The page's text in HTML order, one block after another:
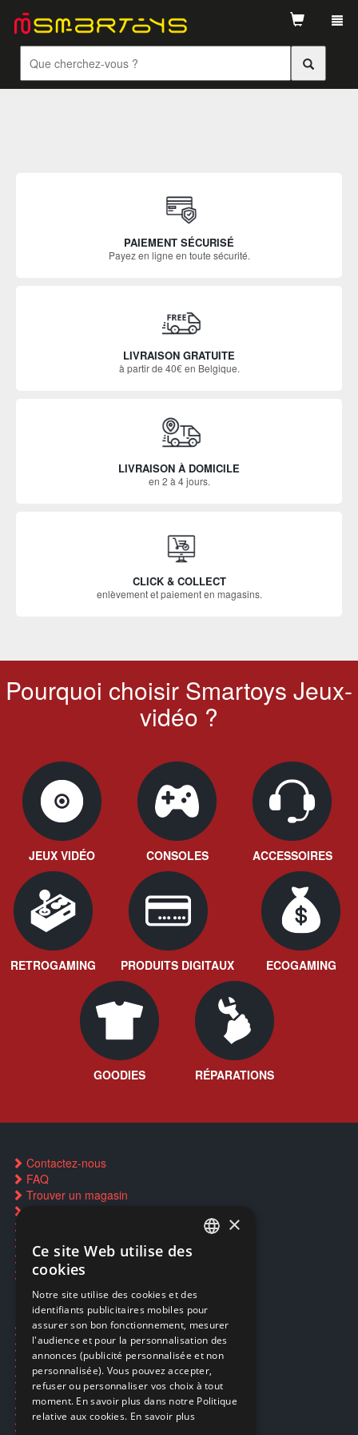
PAIEMENT SÉCURISÉ
Payez en ligne en toute sécurité.
LIVRAISON GRATUITE
à partir de 40€ en Belgique.
LIVRAISON À DOMICILE
en 2 à 4 jours.
CLICK & COLLECT
enlèvement et paiement en magasins.
Pourquoi choisir Smartoys Jeux-
vidéo ?
JEUX VIDÉO CONSOLES ACCESSOIRES
RETROGAMING PRODUITS DIGITAUX ECOGAMING
GOODIES RÉPARATIONS
Contactez-nous
FAQ
Trouver un magasin
Restauration CD griffés
Réparations & SAV
Smartpoints
Ecogaming
Expédition & retours
Confidentialité
Conditions générales
EA Sport UFC 6
Call of Duty: Modern Warfare 4
Rachat et revente de jeux en cash
ENGLISH
×
Ce site Web utilise des
cookies
Notre site utilise des cookies et des
identifiants publicitaires mobiles pour
assurer son bon fonctionnement, mesurer
l'audience et pour la personnalisation des
annonces (publicité personnalisée et non
personnalisée). Vous pouvez accepter,
refuser ou personnaliser vos choix à tout
moment. En savoir plus dans notre Politique
relative aux cookies. En savoir plus